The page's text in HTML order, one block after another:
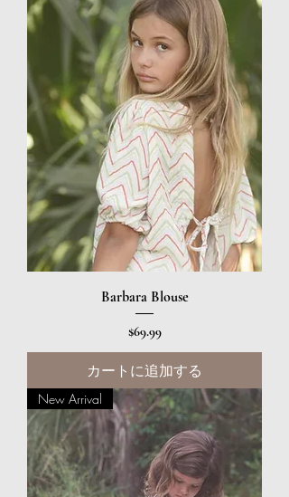
Barbara Blouse
価格
$69.99
カートに追加する
New Arrival